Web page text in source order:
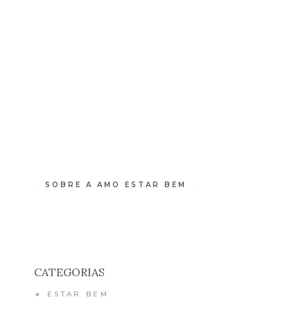
SOBRE A AMO ESTAR BEM
CATEGORIAS
🔸 ESTAR BEM